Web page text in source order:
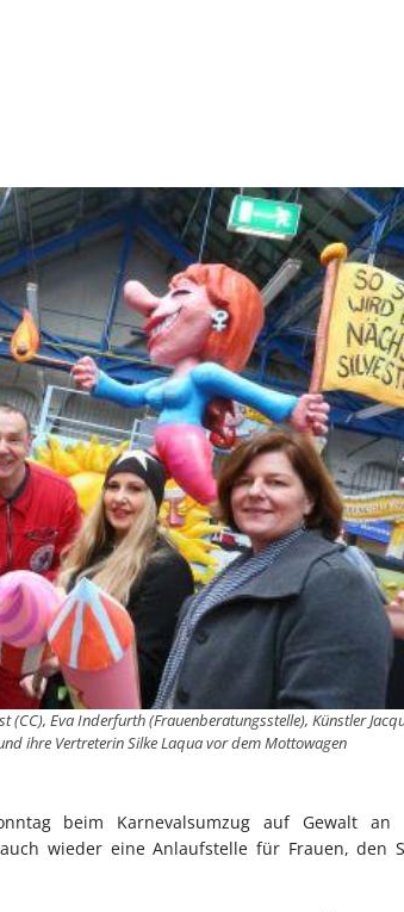
Eva Inderfurth (Frauenberatungsstelle), Künstler
ihre Vertreterin Silke Laqua vor dem Mottowagen
beim Karnevalsumzug auf Gewalt an
wieder eine Anlaufstelle für Frauen, den